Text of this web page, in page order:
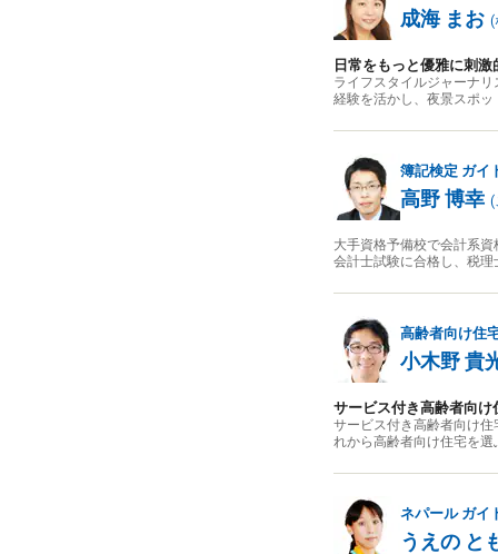
成海 まお (
日常をもっと優雅に刺
ライフスタイルジャーナ
経験を活かし、夜景スポ
簿記検定 ガイ
高野 博幸 (
大手資格予備校で会計系
会計士試験に合格し、税
高齢者向け住
小木野 貴
サービス付き高齢者向
サービス付き高齢者向け
れから高齢者向け住宅を
ネパールガイ
うえの と